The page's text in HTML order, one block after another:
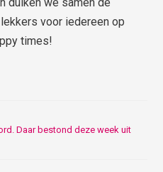
voor iedereen op
times!
Daar bestond deze week uit